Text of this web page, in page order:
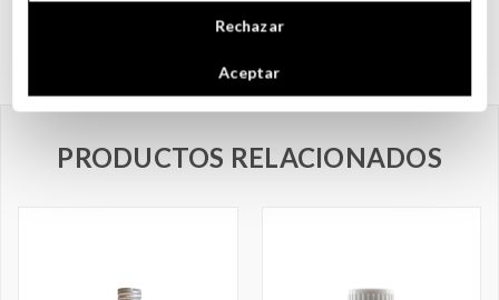
PRODUCTOS RELACIONADOS
Rechazar
Aceptar